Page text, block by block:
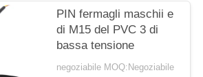
PIN fermagli maschii e
di M15 del PVC 3 di
bassa tensione
negoziabile MOQ:Negoziabile